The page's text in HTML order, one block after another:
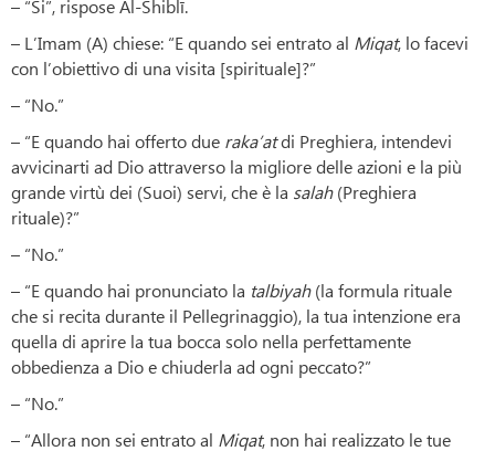
– “Si”, rispose Al-Shiblī.
– L’Imam (A) chiese: “E quando sei entrato al Miqat, lo facevi
con l’obiettivo di una visita [spirituale]?”
– “No.”
– “E quando hai offerto due raka’atdi Preghiera, intendevi
avvicinarti ad Dio attraverso la migliore delle azioni e la più
grande virtù dei (Suoi) servi, che è la salah(Preghiera
rituale)?”
– “No.”
– “E quando hai pronunciato la talbiyah(la formula rituale
che si recita durante il Pellegrinaggio), la tua intenzione era
quella di aprire la tua bocca solo nella perfettamente
obbedienza a Dio e chiuderla ad ogni peccato?”
– “No.”
– “Allora non sei entrato al Miqat, non hai realizzato le tue